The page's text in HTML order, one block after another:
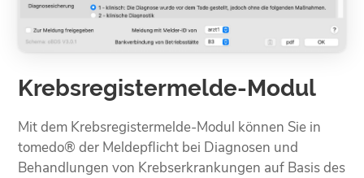
Krebsregistermelde-Modul
Mit dem Krebsregistermelde-Modul können Sie in
tomedo® der Meldepflicht bei Diagnosen und
Behandlungen von Krebserkrankungen auf Basis des